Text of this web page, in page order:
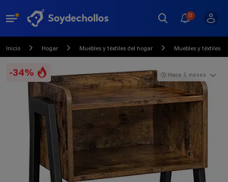
0
Inicio Hogar Muebles y téxtiles del hogar Muebles y téxtiles
-34% Hace 5 meses